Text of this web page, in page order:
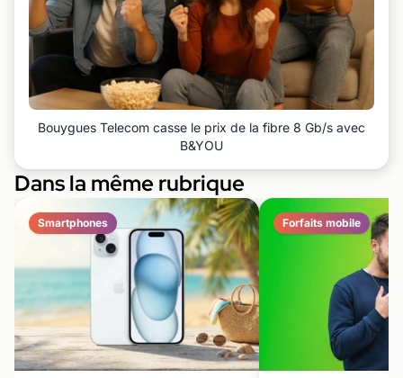
Bouygues Telecom casse le prix de la fibre 8 Gb/s avec
B&YOU
Dans la même rubrique
Smartphones Forfaits mobile